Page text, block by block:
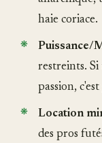
haie coriace.
Puissance/
restreints.
passion,
Location
des pros